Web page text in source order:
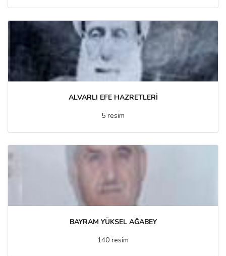
ALVARLI EFE HAZRETLERİ
5 resim
BAYRAM YÜKSEL AĞABEY
140 resim